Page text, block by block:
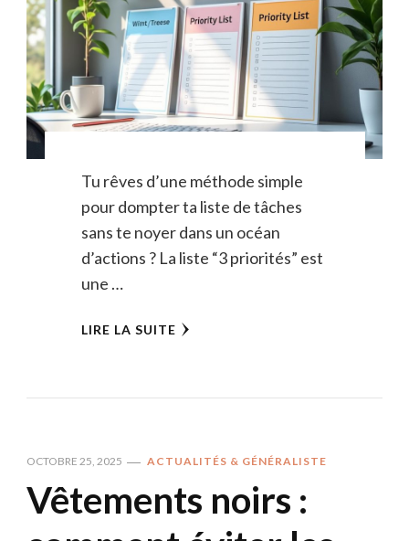
Tu rêves d’une méthode simple
pour dompter ta liste de tâches
sans te noyer dans un océan
d’actions ? La liste “3 priorités” est
une …
LIRE LA SUITE
OCTOBRE 25, 2025 ACTUALITÉS & GÉNÉRALISTE
Vêtements noirs :